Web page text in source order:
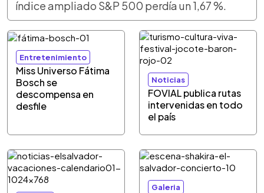
índice ampliado S&P 500 perdía un 1,67 %.
Entretenimiento
Miss Universo Fátima
Bosch se
descompensa en
desfile
Noticias
FOVIAL publica rutas
intervenidas en todo
el país
Galeria